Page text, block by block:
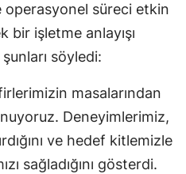
operasyonel süreci etkin
bir işletme anlayışı
söyledi:
masalarından
Deneyimlerimiz,
ve hedef kitlemizle
sağladığını gösterdi.